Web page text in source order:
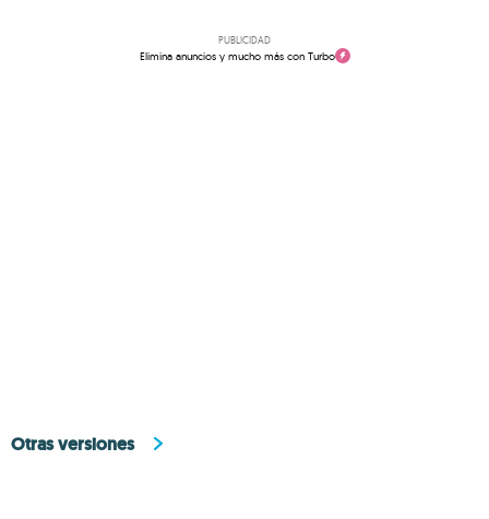
PUBLICIDAD
Elimina anuncios y mucho más con Turbo
Otras versiones